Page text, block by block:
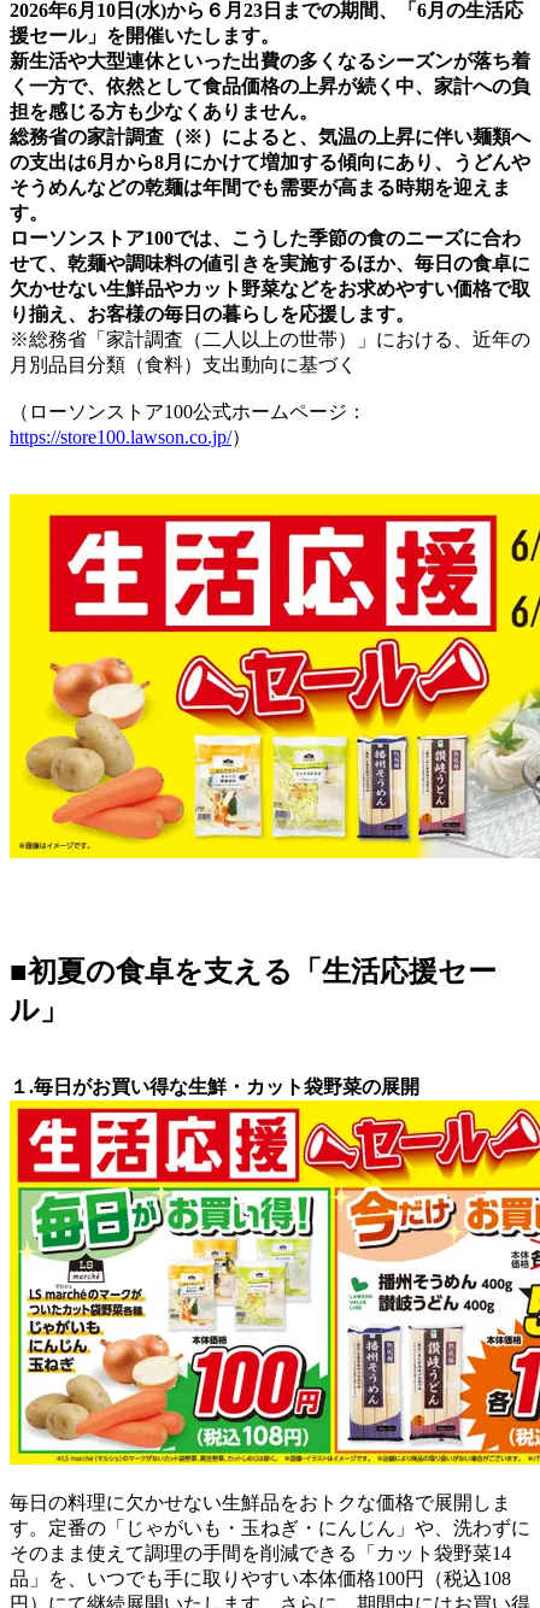
2026年6月10日(水)から６月23日までの期間、「6月の生活応
援セール」を開催いたします。
新生活や大型連休といった出費の多くなるシーズンが落ち着
く一方で、依然として食品価格の上昇が続く中、家計への負
担を感じる方も少なくありません。
総務省の家計調査（※）によると、気温の上昇に伴い麺類へ
の支出は6月から8月にかけて増加する傾向にあり、うどんや
そうめんなどの乾麺は年間でも需要が高まる時期を迎えま
す。
ローソンストア100では、こうした季節の食のニーズに合わ
せて、乾麺や調味料の値引きを実施するほか、毎日の食卓に
欠かせない生鮮品やカット野菜などをお求めやすい価格で取
り揃え、お客様の毎日の暮らしを応援します。
※総務省「家計調査（二人以上の世帯）」における、近年の
月別品目分類（食料）支出動向に基づく
（ローソンストア100公式ホームページ：
https://store100.lawson.co.jp/）
■初夏の食卓を支える「生活応援セー
ル」
１.毎日がお買い得な生鮮・カット袋野菜の展開
毎日の料理に欠かせない生鮮品をおトクな価格で展開しま
す。定番の「じゃがいも・玉ねぎ・にんじん」や、洗わずに
そのまま使えて調理の手間を削減できる「カット袋野菜14
品」を、いつでも手に取りやすい本体価格100円（税込108
円）にて継続展開いたします。さらに、期間中にはお買い得